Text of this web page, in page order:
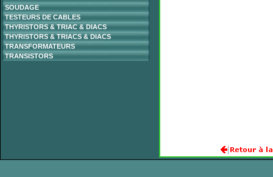
SOUDAGE
TESTEURS DE CABLES
THYRISTORS & TRIAC & DIACS
THYRISTORS & TRIACS & DIACS
TRANSFORMATEURS
TRANSISTORS